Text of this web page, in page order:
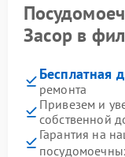
Засор в
Бесплатная
ремонта
Привезем и
собственной
Гарантия на